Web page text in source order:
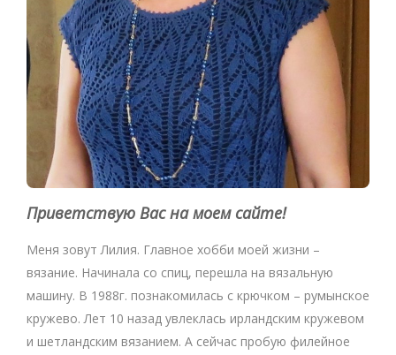
Приветствую Вас на моем сайте!
Меня зовут Лилия. Главное хобби моей жизни –
вязание. Начинала со спиц, перешла на вязальную
машину. В 1988г. познакомилась с крючком – румынское
кружево. Лет 10 назад увлеклась ирландским кружевом
и шетландским вязанием. А сейчас пробую филейное